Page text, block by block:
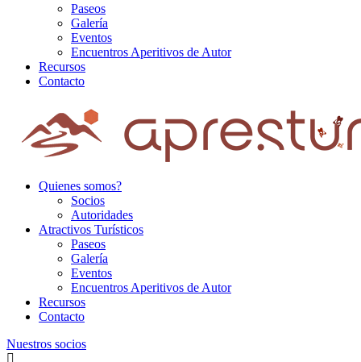
Paseos
Galería
Eventos
Encuentros Aperitivos de Autor
Recursos
Contacto
Quienes somos?
Socios
Autoridades
Atractivos Turísticos
Paseos
Galería
Eventos
Encuentros Aperitivos de Autor
Recursos
Contacto
Nuestros socios